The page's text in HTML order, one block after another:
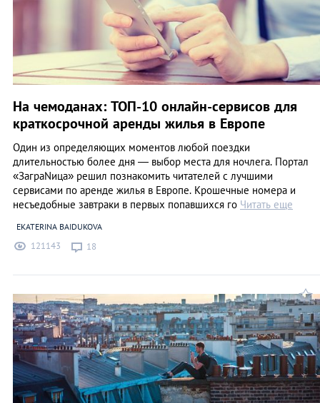
На чемоданах: ТОП-10 онлайн-сервисов для
краткосрочной аренды жилья в Европе
Один из определяющих моментов любой поездки
длительностью более дня — выбор места для ночлега. Портал
«ЗаграNица» решил познакомить читателей с лучшими
сервисами по аренде жилья в Европе. Крошечные номера и
несъедобные завтраки в первых попавшихся го Читать еще
EKATERINA BAIDUKOVA
121143 18